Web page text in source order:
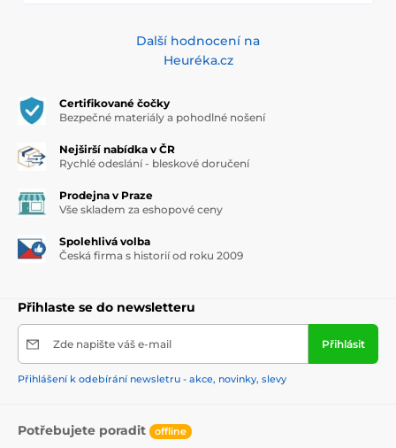
Další hodnocení na
Heuréka.cz
Certifikované čočky
Bezpečné materiály a pohodlné nošení
Nejširší nabídka v ČR
Rychlé odeslání - bleskové doručení
Prodejna v Praze
Vše skladem za eshopové ceny
Spolehlivá volba
Česká firma s historií od roku 2009
Přihlaste se do newsletteru
Zde napište váš e-mail Přihlásit
Přihlášení k odebírání newsletru - akce, novinky, slevy
Potřebujete poradit offline